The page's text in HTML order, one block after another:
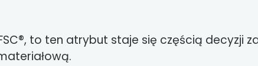
to ten atrybut staje się częścią decyzji